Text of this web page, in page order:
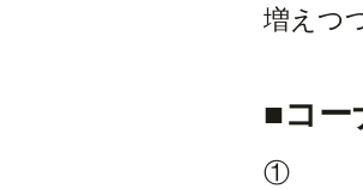
増えつ
■コー
①